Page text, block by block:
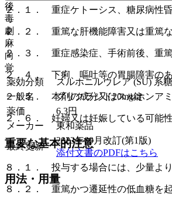
２．１． 重症ケトーシス、糖尿病性
２．２． 重篤な肝機能障害又は重篤
２．３． 重症感染症、手術前後、重
２．４． 下痢、嘔吐等の胃腸障害の
２．５． 本剤の成分又はスルホンア
２．６． 妊婦又は妊娠している可能
重要な基本的注意
８．１． 投与する場合には、少量よ
８．２． 重篤かつ遷延性の低血糖を
後
毒
劇
麻
向
覚
薬効分類
スルホニルウレア (SU) 系
一般名
グリクラジド20mg錠
薬価
6.3円
メーカー
東和薬品
最終更新
2023年09月改訂(第1版)
添付文書のPDFはこちら
用法・用量